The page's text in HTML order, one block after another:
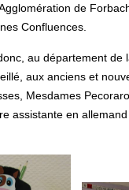
de
Confluences.
au département de
aux anciens et
Mesdames
assistante en allemand